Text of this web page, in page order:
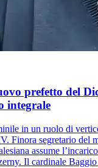
prefetto del
integrale
in un ruolo di
Finora segretario del
assume
Il cardinale